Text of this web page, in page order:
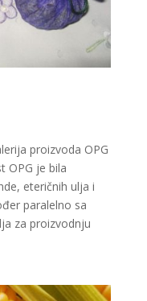
proizvoda OPG
OPG je bila
eteričnih ulja i
paralelno sa
za proizvodnju